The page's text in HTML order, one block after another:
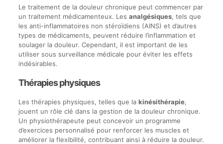
Le traitement de la douleur chronique peut commencer par
un traitement médicamenteux. Les analgésiques, tels que
les anti-inflammatoires non stéroïdiens (AINS) et d’autres
types de médicaments, peuvent réduire l’inflammation et
soulager la douleur. Cependant, il est important de les
utiliser sous surveillance médicale pour éviter les effets
indésirables.
Thérapies physiques
Les thérapies physiques, telles que la kinésithérapie,
jouent un rôle clé dans la gestion de la douleur chronique.
Un physiothérapeute peut concevoir un programme
d’exercices personnalisé pour renforcer les muscles et
améliorer la flexibilité, contribuant ainsi à réduire la douleur.